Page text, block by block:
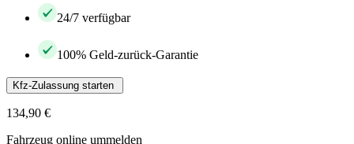
24/7 verfügbar
100% Geld-zurück-Garantie
Kfz-Zulassung starten
134,90 €
Fahrzeug online ummelden